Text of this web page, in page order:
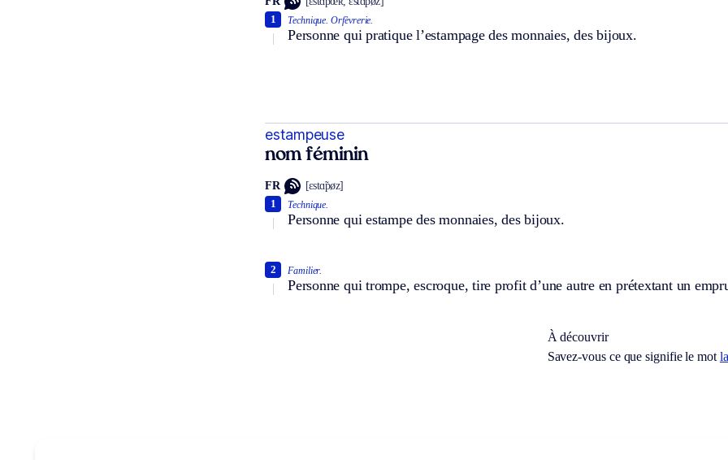
Technique. Orfèvrerie.
Personne qui pratique l’estampage des monnaies, des bijoux.
1
estampeuse
nom féminin
FR [ɛstɑ̃pøz]
Technique.
Personne qui estampe des monnaies, des bijoux.
1
Familier.
Personne qui trompe, escroque, tire profit d’une autre en prétextant un
2
À découvrir
Savez-vous ce que signifie le mot